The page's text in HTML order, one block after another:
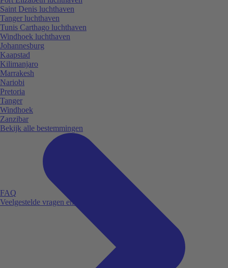
FAQ
Veelgestelde vragen en antwoorden.
Saint Denis luchthaven
Tanger luchthaven
Tunis Carthago luchthaven
Windhoek luchthaven
Johannesburg
Kaapstad
Kilimanjaro
Marrakesh
Nariobi
Pretoria
Tanger
Windhoek
Zanzibar
Bekijk alle bestemmingen